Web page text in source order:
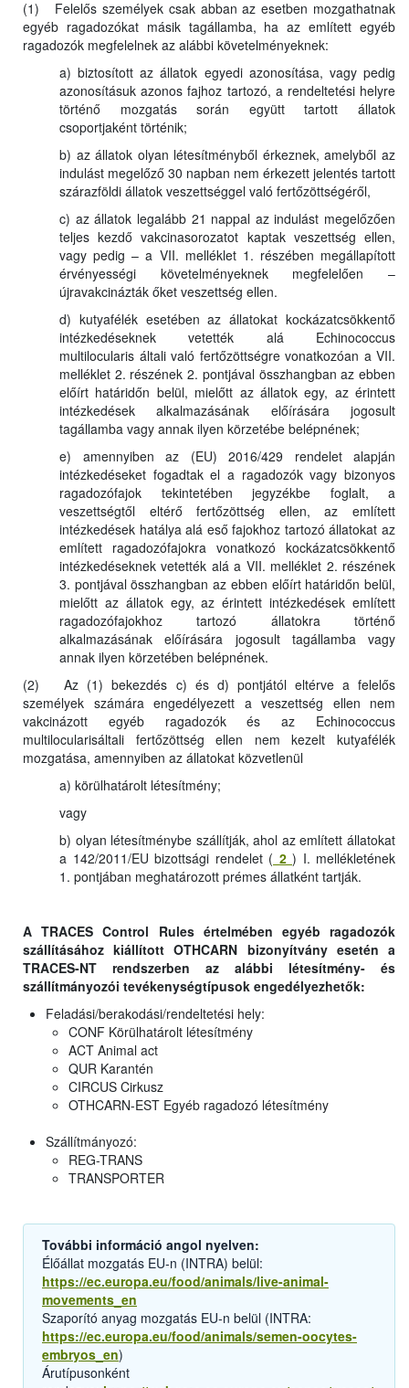
(1) Felelős személyek csak abban az esetben mozgathatnak
egyéb ragadozókat másik tagállamba, ha az említett egyéb
ragadozók megfelelnek az alábbi követelményeknek:
a) biztosított az állatok egyedi azonosítása, vagy pedig
azonosításuk azonos fajhoz tartozó, a rendeltetési helyre
történő mozgatás során együtt tartott állatok
csoportjaként történik;
b) az állatok olyan létesítményből érkeznek, amelyből az
indulást megelőző 30 napban nem érkezett jelentés tartott
szárazföldi állatok veszettséggel való fertőzöttségéről,
c) az állatok legalább 21 nappal az indulást megelőzően
teljes kezdő vakcinasorozatot kaptak veszettség ellen,
vagy pedig – a VII. melléklet 1. részében megállapított
érvényességi követelményeknek megfelelően –
újravakcinázták őket veszettség ellen.
d) kutyafélék esetében az állatokat kockázatcsökkentő
intézkedéseknek vetették alá Echinococcus
multilocularis általi való fertőzöttségre vonatkozóan a VII.
melléklet 2. részének 2. pontjával összhangban az ebben
előírt határidőn belül, mielőtt az állatok egy, az érintett
intézkedések alkalmazásának előírására jogosult
tagállamba vagy annak ilyen körzetébe belépnének;
e) amennyiben az (EU) 2016/429 rendelet alapján
intézkedéseket fogadtak el a ragadozók vagy bizonyos
ragadozófajok tekintetében jegyzékbe foglalt, a
veszettségtől eltérő fertőzöttség ellen, az említett
intézkedések hatálya alá eső fajokhoz tartozó állatokat az
említett ragadozófajokra vonatkozó kockázatcsökkentő
intézkedéseknek vetették alá a VII. melléklet 2. részének
3. pontjával összhangban az ebben előírt határidőn belül,
mielőtt az állatok egy, az érintett intézkedések említett
ragadozófajokhoz tartozó állatokra történő
alkalmazásának előírására jogosult tagállamba vagy
annak ilyen körzetében belépnének.
(2) Az (1) bekezdés c) és d) pontjától eltérve a felelős
személyek számára engedélyezett a veszettség ellen nem
vakcinázott egyéb ragadozók és az Echinococcus
multilocularisáltali fertőzöttség ellen nem kezelt kutyafélék
mozgatása, amennyiben az állatokat közvetlenül
a) körülhatárolt létesítmény;
vagy
b) olyan létesítménybe szállítják, ahol az említett állatokat
a 142/2011/EU bizottsági rendelet ( 2 ) I. mellékletének
1. pontjában meghatározott prémes állatként tartják.
A TRACES Control Rules értelmében egyéb ragadozók
szállításához kiállított OTHCARN bizonyítvány esetén a
TRACES-NT rendszerben az alábbi létesítmény- és
szállítmányozói tevékenységtípusok engedélyezhetők:
Feladási/berakodási/rendeltetési hely:
CONF Körülhatárolt létesítmény
ACT Animal act
QUR Karantén
CIRCUS Cirkusz
OTHCARN-EST Egyéb ragadozó létesítmény
Szállítmányozó:
REG-TRANS
TRANSPORTER
További információ angol nyelven:
Élőállat mozgatás EU-n (INTRA) belül:
https://ec.europa.eu/food/animals/live-animal-
movements_en
Szaporító anyag mozgatás EU-n belül (INTRA:
https://ec.europa.eu/food/animals/semen-oocytes-
embryos_en)
Árutípusonként